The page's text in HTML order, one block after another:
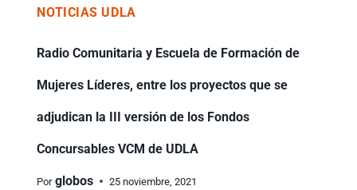
NOTICIAS UDLA
Radio Comunitaria y Escuela de Formación de
Mujeres Líderes, entre los proyectos que se
adjudican la III versión de los Fondos
Concursables VCM de UDLA
Por globos 25 noviembre, 2021